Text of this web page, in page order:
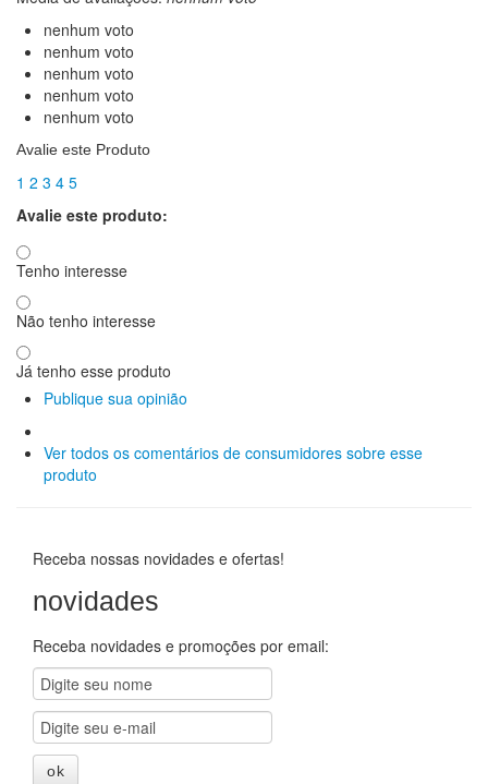
Aro 12
Aro 13
Aro 14
Aro 16
Aro 17
Aro 18
Vestuário Vestuário
Botas
Camisas
Colete Motoboy Refletivo
Jaquetas
Luvas
Polaina
nenhum voto
nenhum voto
nenhum voto
nenhum voto
nenhum voto
Avalie este Produto
1 2 3 4 5
Avalie este produto:
Tenho interesse
Não tenho interesse
Já tenho esse produto
Publique sua opinião
Ver todos os comentários de consumidores sobre esse
produto
Receba nossas novidades e ofertas!
novidades
Receba novidades e promoções por email: